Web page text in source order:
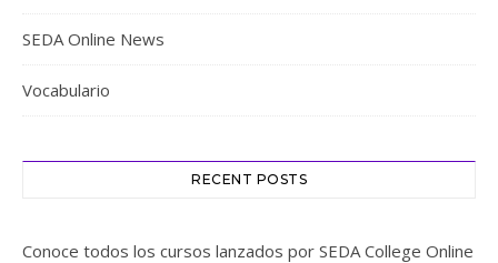
SEDA Online News
Vocabulario
RECENT POSTS
Conoce todos los cursos lanzados por SEDA College Online